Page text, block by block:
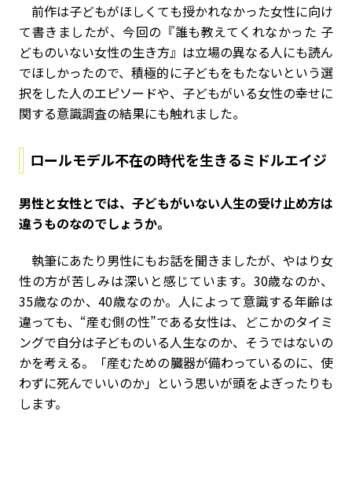
前作は子どもがほしくても授かれなかった女性に向け
て書きましたが、今回の『誰も教えてくれなかった 子
どものいない女性の生き方』は立場の異なる人にも読ん
でほしかったので、積極的に子どもをもたないという選
択をした人のエピソードや、子どもがいる女性の幸せに
関する意識調査の結果にも触れました。
ロールモデル不在の時代を生きるミドルエイジ
――男性と女性とでは、子どもがいない人生の受け止め方は
違うものなのでしょうか。
執筆にあたり男性にもお話を聞きましたが、やはり女
性の方が苦しみは深いと感じています。30歳なのか、
35歳なのか、40歳なのか。人によって意識する年齢は
違っても、“産む側の性”である女性は、どこかのタイミ
ングで自分は子どものいる人生なのか、そうではないの
かを考える。「産むための臓器が備わっているのに、使
わずに死んでいいのか」という思いが頭をよぎったりも
します。